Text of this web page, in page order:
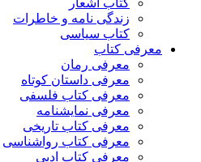
کتاب اشعار
زندگی نامه و خاطرات
کتاب سیاسی
معرفی کتاب
معرفی رمان
معرفی داستان کوتاه
معرفی کتاب فلسفی
معرفی نمایشنامه
معرفی کتاب تاریخی
معرفی کتاب رواشناسی
معرفی کتاب ادبی